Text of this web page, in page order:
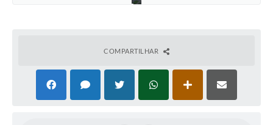
COMPARTILHAR